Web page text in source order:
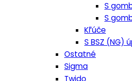
S
S
Kľúče
S BSZ (NG)
Ostatné
Sigma
Twido